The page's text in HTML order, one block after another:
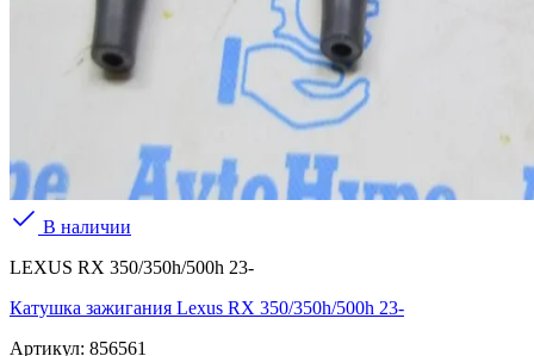
В наличии
LEXUS RX 350/350h/500h 23-
Катушка зажигания Lexus RX 350/350h/500h 23-
Артикул: 856561